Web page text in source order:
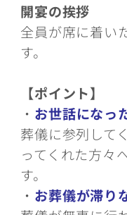
開宴の挨拶
全員が席に着い
す。
【ポイント】
・ お世話になっ
葬儀に参列して
ってくれた方々
す。
・ お葬儀が滞り